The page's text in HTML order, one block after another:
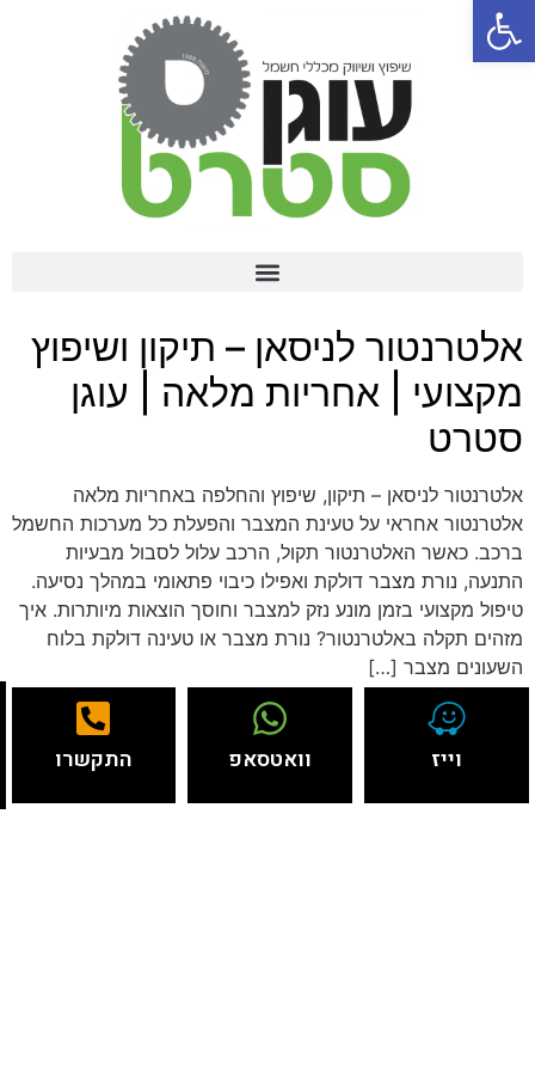
פתח סרגל נגישות
אלטרנטור לניסאן – תיקון ושיפוץ
מקצועי | אחריות מלאה | עוגן
סטרט
אלטרנטור לניסאן – תיקון, שיפוץ והחלפה באחריות מלאה
אלטרנטור אחראי על טעינת המצבר והפעלת כל מערכות החשמל
ברכב. כאשר האלטרנטור תקול, הרכב עלול לסבול מבעיות
התנעה, נורת מצבר דולקת ואפילו כיבוי פתאומי במהלך נסיעה.
טיפול מקצועי בזמן מונע נזק למצבר וחוסך הוצאות מיותרות. איך
מזהים תקלה באלטרנטור? נורת מצבר או טעינה דולקת בלוח
השעונים מצבר […]
וייז וואטסאפ התקשרו